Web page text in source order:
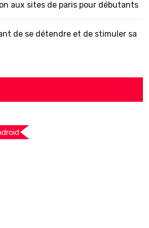
aux sites de paris pour débutants
de se détendre et de stimuler sa